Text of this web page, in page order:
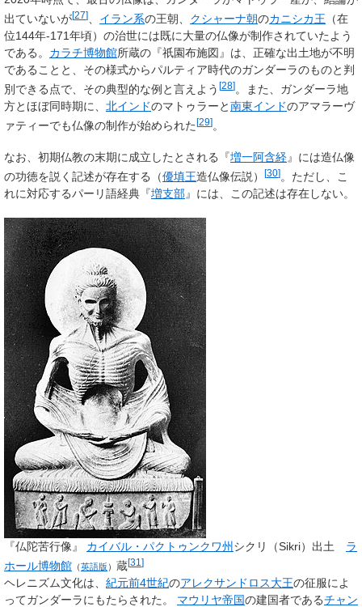
出ていないが[27] イラン系の王朝、 クシャーナ朝のカニシカ王 （在
位144年-171年頃）の治世には既に大量の仏像が制作されていたよう
である。 カラチ博物館所蔵の『祇園布施図』は、正確な出土地が不明
であることと、その様式からパルティア時代のガンダーラのものと判
別できる点で、その典型的な例と言えよう [28]。また、ガンダーラ地
方とほぼ同時期に、 北インドのマトゥラーと南東インドのアマラーヴ
ァティーでも仏像の制作が始められた[29]。
なお、初期仏教の末期に成立したとされる『増一阿含経』には造仏像
の功徳を説く記述が存在する（優填王造仏像伝説） [30] 。ただし、こ
れに対応するパーリ語経典『増支部』には、この記述は存在しない。
『仏陀苦行像』 カイバル・パクトゥンクワ州 シクリ（Sikri）出土 ラ
ホール博物館 （英語版 ） 蔵[31 ]
ヘレニズム文化は、 紀元前4世紀のアレクサンドロス大王の征服によ
ってガンダーラにもたらされた。 マウリヤ帝国の建国者であるチャン